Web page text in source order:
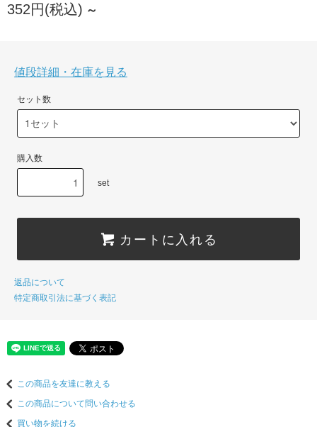
352円(税込) ～
値段詳細・在庫を見る
セット数
購入数
set
カートに入れる
返品について
特定商取引法に基づく表記
この商品を友達に教える
この商品について問い合わせる
買い物を続ける